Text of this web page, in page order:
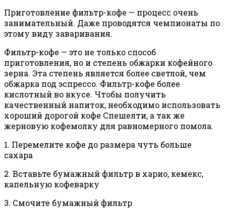
Приготовление фильтр-кофе — процесс очень
занимательный. Даже проводятся чемпионаты по
этому виду заваривания.
Фильтр-кофе — это не только способ
приготовления, но и степень обжарки кофейного
зерна. Эта степень является более светлой, чем
обжарка под эспрессо. Фильтр-кофе более
кислотный во вкусе. Чтобы получить
качественный напиток, необходимо использовать
хороший дорогой кофе Спешелти, а так же
жерновую кофемолку для равномерного помола.
1. Перемелите кофе до размера чуть больше
сахара
2. Вставьте бумажный фильтр в харио, кемекс,
капельную кофеварку
3. Смочите бумажный фильтр